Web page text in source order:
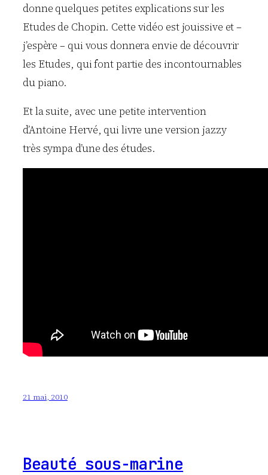
donne quelques petites explications sur les
Etudes de Chopin. Cette vidéo est jouissive et –
j’espère – qui vous donnera envie de découvrir
les Etudes, qui font partie des incontournables
du piano.
Et la suite, avec une petite intervention
d’Antoine Hervé, qui livre une version jazzy
très sympa d’une des études.
21 mai, 2010
Beauté sous-marine